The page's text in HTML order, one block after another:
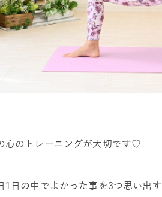
心のトレーニングが大切です♡
日の中でよかった事を3つ思い出す